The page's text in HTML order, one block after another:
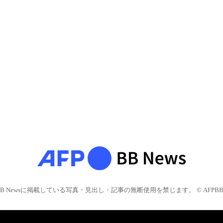
Newsに掲載している写真・見出し・記事の無断使用を禁じます。 © AFPBB